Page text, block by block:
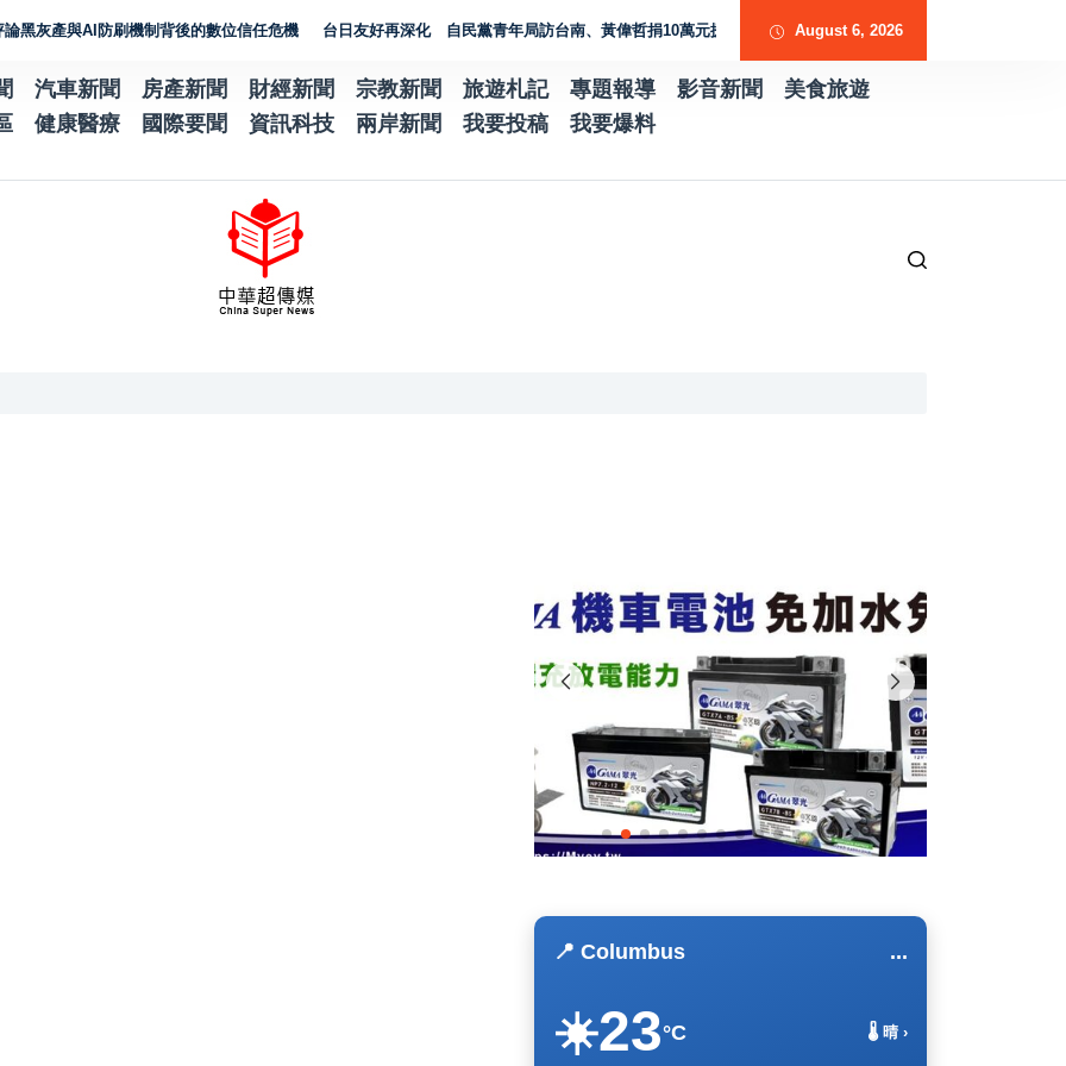
AI防刷機制背後的數位信任危機 台日友好再深化 自民黨青年局訪台南、黃偉哲捐10萬元援助熊本震災 涉假借採購BNT疫苗詐騙慈濟逾10億元 調
August 6, 2026
汽車新聞 房產新聞 財經新聞 宗教新聞 旅遊札記 專題報導 影音新聞
美食旅遊
健康醫療 國際要聞 資訊科技 兩岸新聞 我要投稿 我要爆料
📍 Columbus ...
☀️23°C 🌡️ 晴 ›